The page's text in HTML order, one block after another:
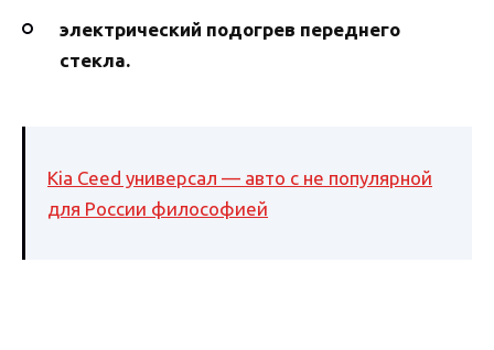
электрический подогрев переднего
стекла.
Kia Ceed универсал — авто с не популярной
для России философией